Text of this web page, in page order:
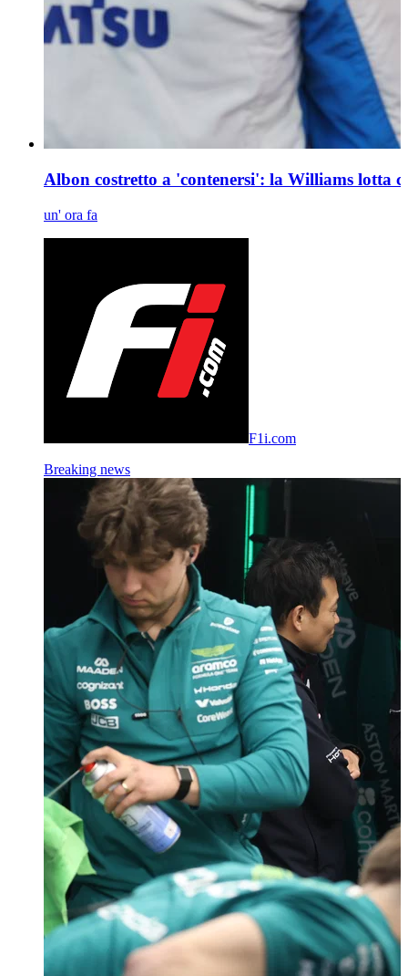
Albon costretto a 'contenersi': la Williams lotta
un' ora fa
F1i.com
Breaking news